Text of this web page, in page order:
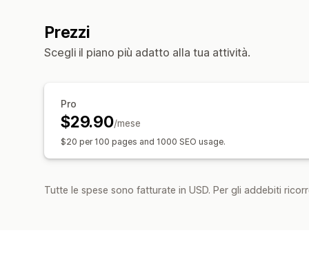
Prezzi
Scegli il piano più adatto alla tua attività.
Pro
$29.90/mese
$20 per 100 pages and 1000 SEO usage.
Tutte le spese sono fatturate in USD. Per gli addebiti